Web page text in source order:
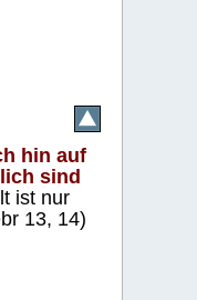
hin auf
sind
ist nur
13, 14)